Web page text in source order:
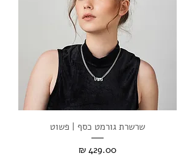
שרשרת גורמט כסף | פשוט
מחיר